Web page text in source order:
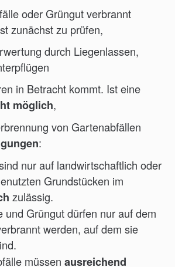
oder Grüngut verbrannt
zunächst zu prüfen,
durch Liegenlassen,
in Betracht kommt. Ist eine
möglich,
von Gartenabfällen
:
nur auf landwirtschaftlich oder
Grundstücken im
zulässig.
und Grüngut dürfen nur auf dem
werden, auf dem sie
müssen ausreichend